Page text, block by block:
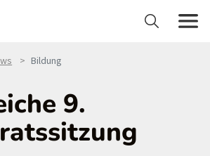
Bildung
9.